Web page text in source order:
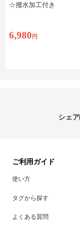
☆撥水加工付き
6,980 円
シェア
ご利用ガイド
使い方
タグから探す
よくある質問